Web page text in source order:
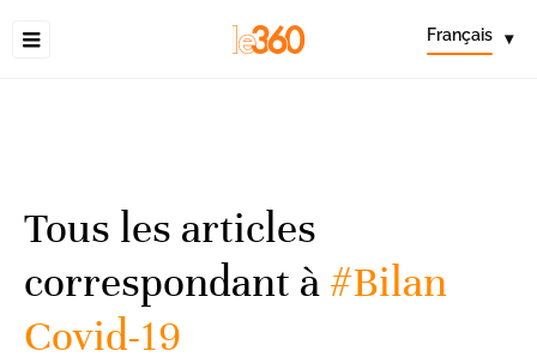
Français ▾
Tous les articles
correspondant à#Bilan
Covid-19